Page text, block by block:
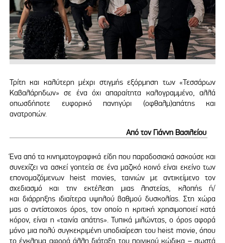
Τρίτη και καλύτερη μέχρι στιγμής εξόρμηση των «Τεσσάρων
Καβαλάρηδων» σε ένα όχι απαραίτητα καλογραμμένο, αλλά
οπωσδήποτε ευφορικό πανηγύρι (οφθαλμ)απάτης και
ανατροπών.
Από τον Γιάννη Βασιλείου
Ένα από τα κινηματογραφικά είδη που παραδοσιακά ασκούσε και
συνεχίζει να ασκεί γοητεία σε ένα μαζικό κοινό είναι εκείνο των
επονομαζόμενων heist movies, ταινιών με αντικείμενο τον
σχεδιασμό και την εκτέλεση μιας ληστείας, κλοπής ή/
και διάρρηξης ιδιαίτερα υψηλού βαθμού δυσκολίας. Στη χώρα
μας ο αντίστοιχος όρος, τον οποίο η κριτική χρησιμοποιεί κατά
κόρον, είναι η «ταινία απάτης». Τυπικά μιλώντας, ο όρος αφορά
μόνο μια πολύ συγκεκριμένη υποδιαίρεση του heist movie, όπου
το έγκλημα αφορά άλλη διάταξη του ποινικού κώδικα – σωστά